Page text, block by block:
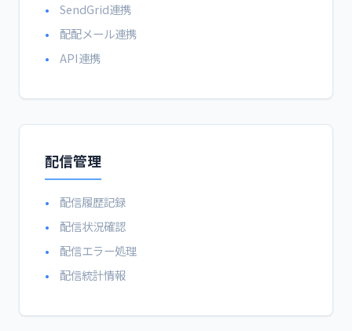
SendGrid連携
配配メール連携
API連携
配信管理
配信履歴記録
配信状況確認
配信エラー処理
配信統計情報